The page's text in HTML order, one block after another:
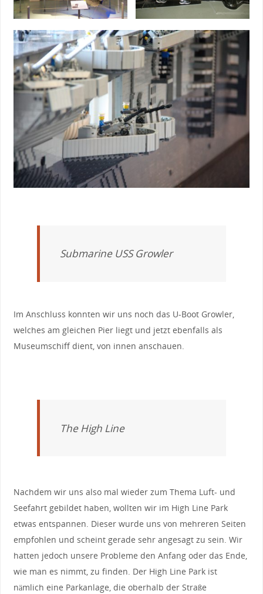
Submarine USS Growler
Im Anschluss konnten wir uns noch das U-Boot Growler,
welches am gleichen Pier liegt und jetzt ebenfalls als
Museumschiff dient, von innen anschauen.
The High Line
Nachdem wir uns also mal wieder zum Thema Luft- und
Seefahrt gebildet haben, wollten wir im High Line Park
etwas entspannen. Dieser wurde uns von mehreren Seiten
empfohlen und scheint gerade sehr angesagt zu sein. Wir
hatten jedoch unsere Probleme den Anfang oder das Ende,
wie man es nimmt, zu finden. Der High Line Park ist
nämlich eine Parkanlage, die oberhalb der Straße